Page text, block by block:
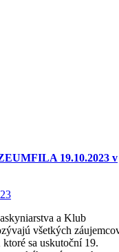
19.10.2023 v
a Klub
všetkých
sa uskutoční 19.